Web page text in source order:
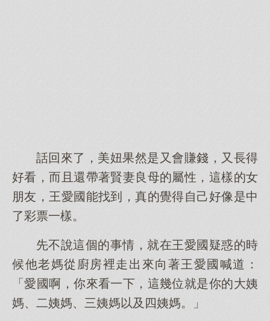
話回來了，美妞果然是又會賺錢，又長得
好看，而且還帶著賢妻良母的屬性，這樣的女
朋友，王愛國能找到，真的覺得自己好像是中
了彩票一樣。
先不說這個的事情，就在王愛國疑惑的時
候他老媽從廚房裡走出來向著王愛國喊道：
「愛國啊，你來看一下，這幾位就是你的大姨
媽、二姨媽、三姨媽以及四姨媽。」